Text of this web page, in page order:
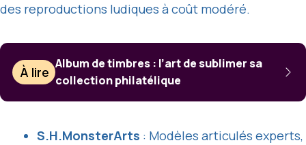
des reproductions ludiques à coût modéré.
À lire
Album de timbres : l’art de sublimer sa
collection philatélique
S.H.MonsterArts : Modèles articulés experts,